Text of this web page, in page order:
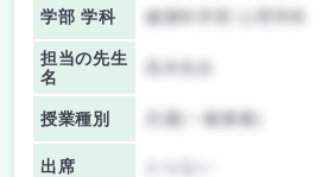
学部 学科 健康科学部 心理学科
担当の先生
名
授業種別 共通(一般教養)
出席